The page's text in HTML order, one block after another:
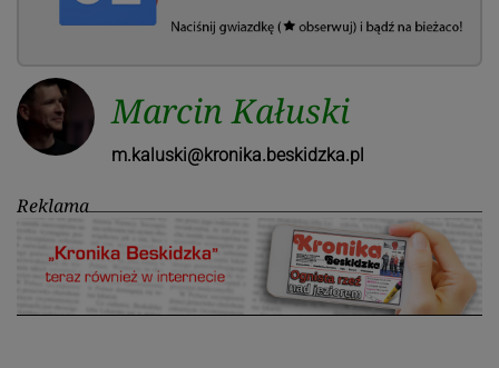
Marcin Kałuski
m.kaluski@kronika.beskidzka.pl
Reklama